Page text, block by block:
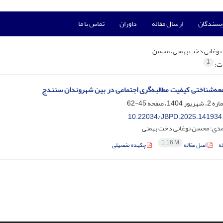
ارسال مقاله داوران تماس با ما
نوغانی دخت بهمنی، محسن
1
کیفیت مطالبه‌گری اجتماعی در بین شهروندان سنندج
45-62
10.22034/
محسن نوغانی دخت بهمنی
اصل مقاله 1.16 M چکیده تفصیلی